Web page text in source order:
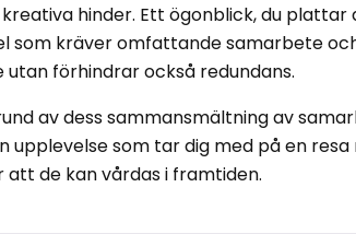
hinder. Ett ögonblick, du plattar
som kräver omfattande samarbete
förhindrar också redundans.
av dess sammansmältning av
upplevelse som tar dig med på en resa
att de kan vårdas i framtiden.